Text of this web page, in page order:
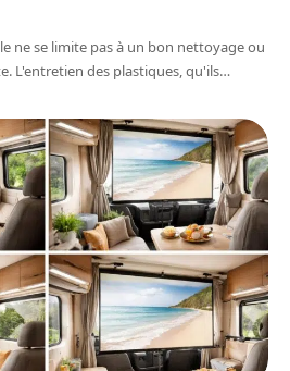
ne se limite pas à un bon nettoyage ou
L'entretien des plastiques, qu'ils…